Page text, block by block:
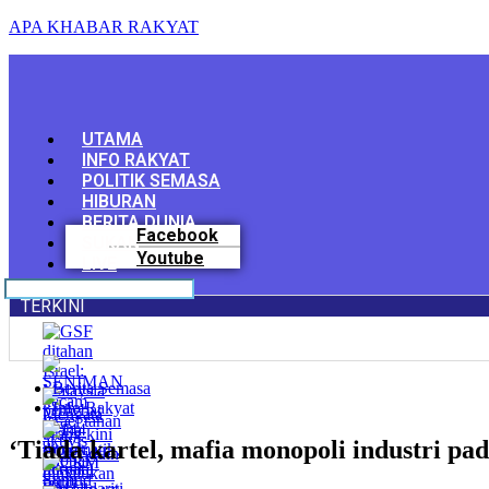
APA KHABAR RAKYAT
Menu
UTAMA
INFO RAKYAT
POLITIK SEMASA
HIBURAN
BERITA DUNIA
SUKAN
LIVE
Facebook
Youtube
TERKINI
Berita Semasa
Info Rakyat
‘Tiada kartel, mafia monopoli industri